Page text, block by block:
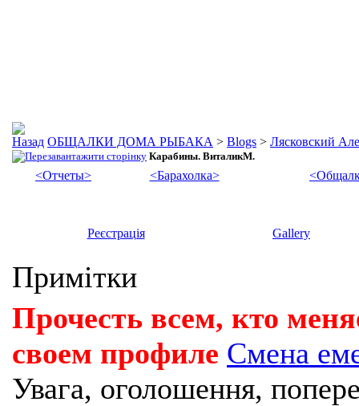
ОБЩАЛКИ ДОМА РЫБАКА > Blogs > Лясковский
Карабины. ВиталикМ.
<Отчеты> <Барахолка>
Реєстрація Gallery
Примітки
Прочесть всем, кто
своем профиле Смена
Увага, оголошення,